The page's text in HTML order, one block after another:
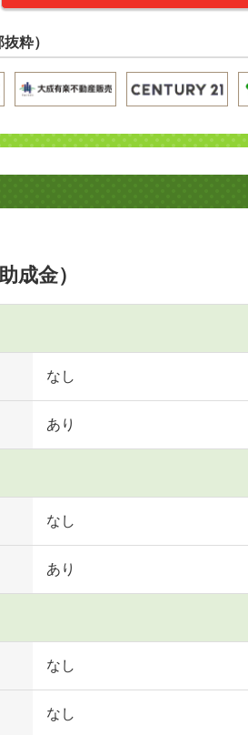
粋）
成金）
なし
あり
なし
あり
なし
なし